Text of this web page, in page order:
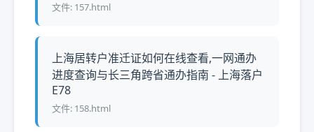
文件: 157.html
上海居转户准迁证如何在线查看,一网通办
进度查询与长三角跨省通办指南 - 上海落户
E78
文件: 158.html